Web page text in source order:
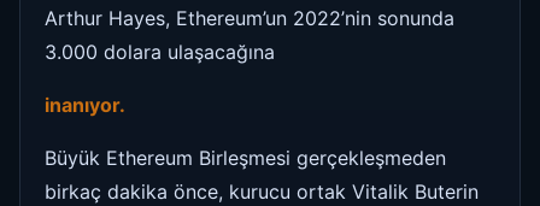
Arthur Hayes, Ethereum’un 2022’nin sonunda
3.000 dolara ulaşacağına
inanıyor.
Büyük Ethereum Birleşmesi gerçekleşmeden
birkaç dakika önce, kurucu ortak Vitalik Buterin